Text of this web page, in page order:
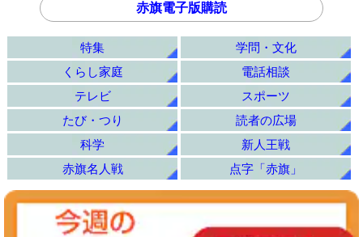
赤旗電子版購読
特集
学問・文化
くらし家庭
電話相談
テレビ
スポーツ
たび・つり
読者の広場
科学
新人王戦
赤旗名人戦
点字「赤旗」